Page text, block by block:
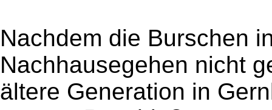
Nachdem die Burschen
Nachhausegehen nicht
ältere Generation in